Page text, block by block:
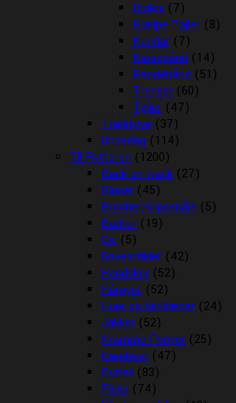
Bidløs (7)
Hjælpe Tøjler (8)
Kandar (7)
Næsebånd (14)
Pandebånd (51)
Trenser (60)
Tøjler (47)
Træktove (37)
Underlag (114)
Til Rytteren (1200)
Back on track (27)
Bluser (45)
Brocher/slipsenåle (5)
Bælter (19)
Div (5)
Gaveartikler (42)
Handsker (52)
Hårpynt (52)
Huer og tørklæder (24)
Jakker (52)
Kramme Ponyer (25)
Kæphest (47)
Outlet (83)
Piske (74)